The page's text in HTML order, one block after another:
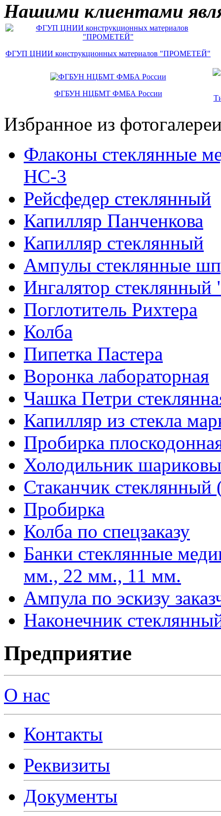
Нашими клиентами
ФГУП ЦНИИ конструкционных материалов "ПРОМЕТЕЙ"
ФГБУН НЦБМТ ФМБА России
Избранное из
Флаконы стеклянные
НС-3
Рейсфедер стеклянный
Капилляр Панченкова
Капилляр стеклянный
Ампулы стеклянные
Ингалятор
Поглотитель Рихтера
Колба
Пипетка Пастера
Воронка лабораторная
Чашка Петри
Капилляр из стекла
Пробирка
Холодильник
Стаканчик
Пробирка
Колба по спецзаказу
Банки стеклянные
мм., 22 мм., 11 мм.
Ампула по эскизу
Наконечник
Предприятие
О нас
Контакты
Реквизиты
Документы